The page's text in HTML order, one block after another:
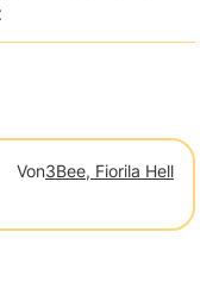
Von3Bee, Fiorila Hell